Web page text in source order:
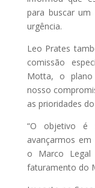
para buscar
urgência.
Leo Prates
comissão
Motta, o
nosso
as prioridades do
“O objetivo é
avançarmos
o Marco
faturamento do